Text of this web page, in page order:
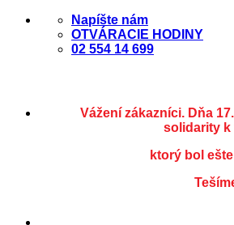
Skip
Napíšte nám
OTVÁRACIE HODINY
02 554 14 699
Vážení zákazníci. Dňa
solidarity k
ktorý bol